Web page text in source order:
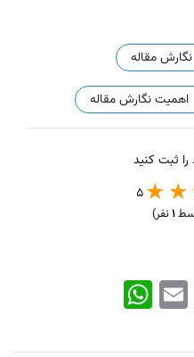
نگارش مقاله
اهمیت نگارش مقاله
ثبت کنید
5
1نفر)
WhatsApp Email